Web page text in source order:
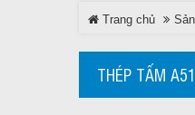
Trang chủ
THÉP TẤM